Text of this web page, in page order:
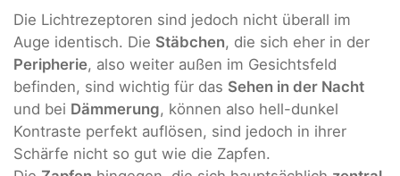
Die Lichtrezeptoren sind jedoch nicht überall im
Auge identisch. Die Stäbchen, die sich eher in der
Peripherie, also weiter außen im Gesichtsfeld
befinden, sind wichtig für das Sehen in der Nacht
und bei Dämmerung, können also hell-dunkel
Kontraste perfekt auflösen, sind jedoch in ihrer
Schärfe nicht so gut wie die Zapfen.